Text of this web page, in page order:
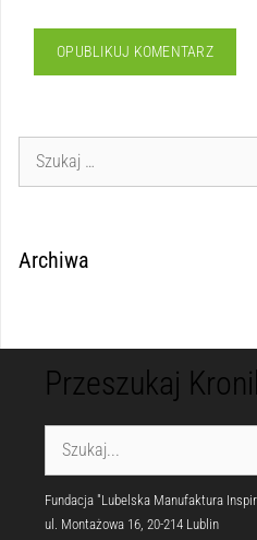
Archiwa
Przeszukaj
Fundacja "Lubelska Manufaktura
ul. Montażowa 16, 20-214 Lublin